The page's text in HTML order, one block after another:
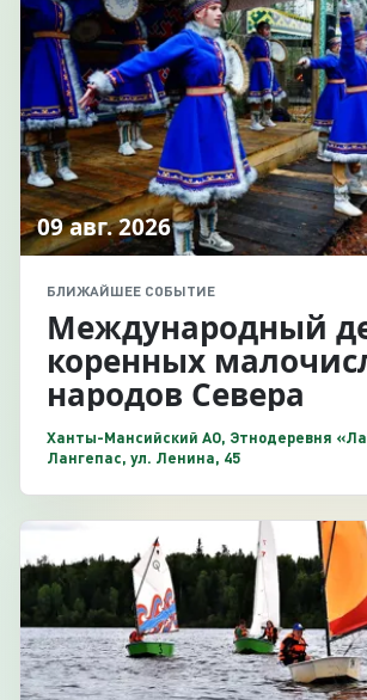
09 авг. 2026
БЛИЖАЙШЕЕ СОБЫТИЕ
Международный
коренных
народов Севера
Ханты-Мансийский АО, Этнодеревня
Лангепас, ул. Ленина, 45